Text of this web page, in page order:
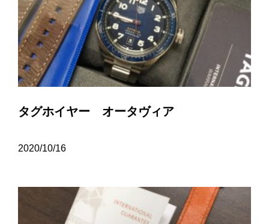
タグホイヤー オータヴィア
2020/10/16